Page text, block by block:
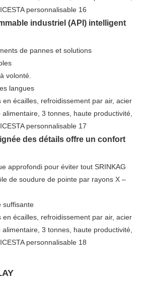
industriel (API) intelligent
de pannes et solutions
volonté.
langues
des détails offre un confort
approfondi pour éviter tout SRINKAG
de soudure de pointe par rayons X –
suffisante